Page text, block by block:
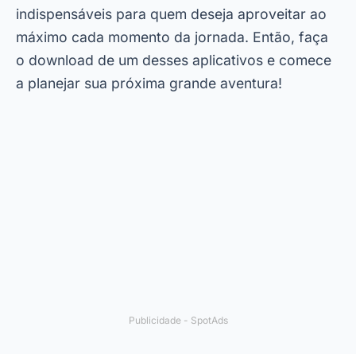
indispensáveis para quem deseja aproveitar ao
máximo cada momento da jornada. Então, faça
o download de um desses aplicativos e comece
a planejar sua próxima grande aventura!
Publicidade - SpotAds